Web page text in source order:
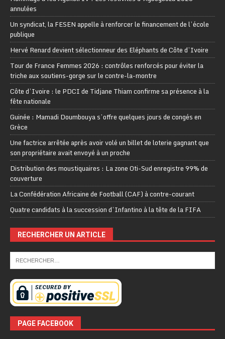
annulées
Un syndicat, la FESEN appelle à renforcer le financement de l’école
publique
Hervé Renard devient sélectionneur des Eléphants de Côte d’Ivoire
Tour de France Femmes 2026 : contrôles renforcés pour éviter la
triche aux soutiens-gorge sur le contre-la-montre
Côte d’Ivoire : le PDCI de Tidjane Thiam confirme sa présence à la
fête nationale
Guinée : Mamadi Doumbouya s’offre quelques jours de congés en
Grèce
Une factrice arrêtée après avoir volé un billet de loterie gagnant que
son propriétaire avait envoyé à un proche
Distribution des moustiquaires : La zone Oti-Sud enregistre 99% de
couverture
La Confédération Africaine de Football (CAF) à contre-courant
Quatre candidats à la succession d’Infantino à la tête de la FIFA
RECHERCHER UN ARTICLE
PAGE FACEBOOK